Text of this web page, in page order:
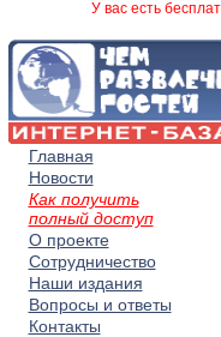
У вас есть
Главная
Новости
Как получить
полный доступ
О проекте
Сотрудничество
Наши издания
Вопросы и ответы
Контакты